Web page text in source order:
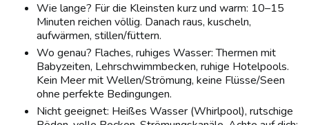
Wie lange? Für die Kleinsten kurz und warm: 10–15
Minuten reichen völlig. Danach raus, kuscheln,
aufwärmen, stillen/füttern.
Wo genau? Flaches, ruhiges Wasser: Thermen mit
Babyzeiten, Lehrschwimmbecken, ruhige Hotelpools.
Kein Meer mit Wellen/Strömung, keine Flüsse/Seen
ohne perfekte Bedingungen.
Nicht geeignet: Heißes Wasser (Whirlpool), rutschige